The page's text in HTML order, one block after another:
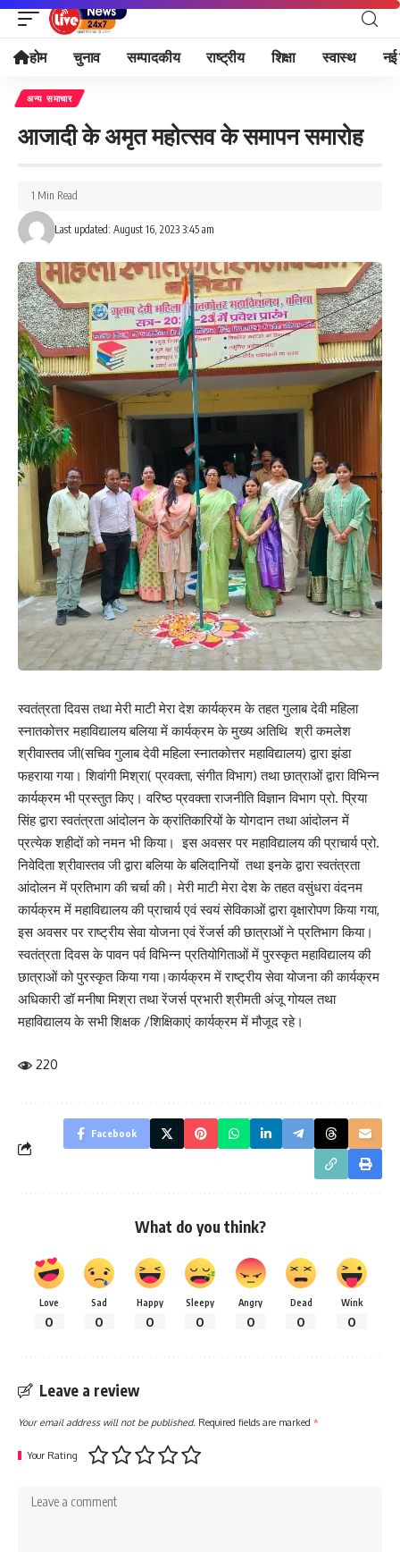
होम चुनाव सम्पादकीय राष्ट्रीय शिक्षा स्वास्थ नई
अन्य समाचार
आजादी के अमृत महोत्सव के समापन समारोह
Last updated: August 16, 2023 3:45 am
1 Min Read
स्वतंत्रता दिवस तथा मेरी माटी मेरा देश कार्यक्रम के तहत गुलाब देवी महिला
स्नातकोत्तर महाविद्यालय बलिया में कार्यक्रम के मुख्य अतिथि श्री कमलेश
श्रीवास्तव जी(सचिव गुलाब देवी महिला स्नातकोत्तर महाविद्यालय) द्वारा झंडा
फहराया गया। शिवांगी मिश्रा( प्रवक्ता, संगीत विभाग) तथा छात्राओं द्वारा विभिन्न
कार्यक्रम भी प्रस्तुत किए। वरिष्ठ प्रवक्ता राजनीति विज्ञान विभाग प्रो. प्रिया
सिंह द्वारा स्वतंत्रता आंदोलन के क्रांतिकारियों के योगदान तथा आंदोलन में
प्रत्येक शहीदों को नमन भी किया। इस अवसर पर महाविद्यालय की प्राचार्य प्रो.
निवेदिता श्रीवास्तव जी द्वारा बलिया के बलिदानियों तथा इनके द्वारा स्वतंत्रता
आंदोलन में प्रतिभाग की चर्चा की। मेरी माटी मेरा देश के तहत वसुंधरा वंदनम
कार्यक्रम में महाविद्यालय की प्राचार्य एवं स्वयं सेविकाओं द्वारा वृक्षारोपण किया गया,
इस अवसर पर राष्ट्रीय सेवा योजना एवं रेंजर्स की छात्राओं ने प्रतिभाग किया।
स्वतंत्रता दिवस के पावन पर्व विभिन्न प्रतियोगिताओं में पुरस्कृत महाविद्यालय की
छात्राओं को पुरस्कृत किया गया।कार्यक्रम में राष्ट्रीय सेवा योजना की कार्यक्रम
अधिकारी डॉ मनीषा मिश्रा तथा रेंजर्स प्रभारी श्रीमती अंजू गोयल तथा
महाविद्यालय के सभी शिक्षक /शिक्षिकाएं कार्यक्रम में मौजूद रहे।
220
Facebook
What do you think?
Love
0
Sad
0
Happy
0
Sleepy
0
Angry
0
Dead
0
Wink
0
Leave a review
Your email address will not be published. Required fields are marked *
Your Rating